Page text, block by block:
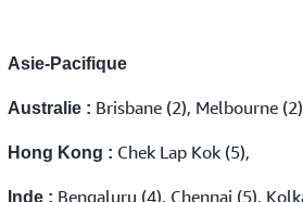
Asie-Pacifique
Australie : Brisbane (2), Melbourne
Hong Kong : Chek Lap Kok (5),
Inde : Bengaluru (4), Chennai (5),